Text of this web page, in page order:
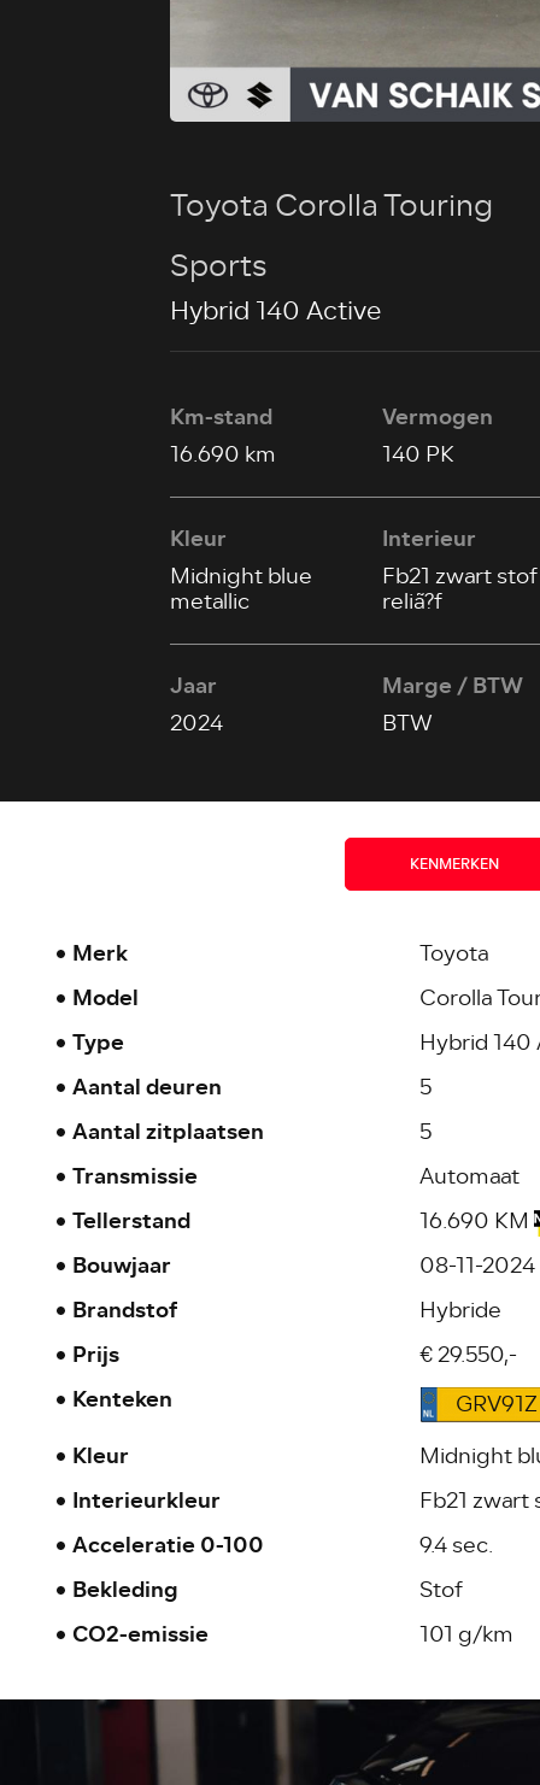
Toyota Corolla Touring
Sports
Hybrid 140 Active
Km-stand
16.690 km
Vermogen
140 PK
Kleur
Midnight blue
metallic
Interieur
Fb21 zwart
reliã?f
Jaar
2024
Marge / BTW
BTW
KENMERKEN
Merk
Toyota
Model
Corolla
Type
Hybrid 140
Aantal deuren
5
Aantal zitplaatsen
5
Transmissie
Automaat
Tellerstand
16.690 KM
Bouwjaar
08-11-2024
Brandstof
Hybride
Prijs
€ 29.550,-
Kenteken
GRV91Z
Kleur
Midnight
Interieurkleur
Fb21
Acceleratie 0-100
9.4 sec.
Bekleding
Stof
CO2-emissie
101 g/km